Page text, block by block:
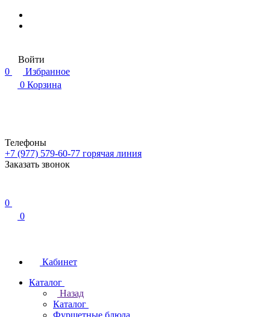
Войти
0
Избранное
0 Корзина
Телефоны
+7 (977) 579-60-77 горячая линия
Заказать звонок
0
0
Кабинет
Каталог
Назад
Каталог
Фуршетные блюда